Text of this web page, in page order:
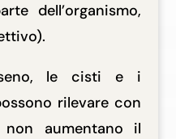
dell’organismo,
le cisti e i
rilevare con
aumentano il